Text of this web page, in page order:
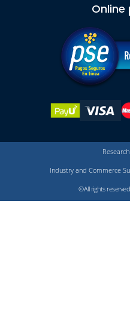
Industry and Commerce
©All rights